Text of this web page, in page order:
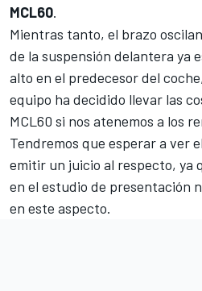
MCL60.
Mientras tanto, el brazo
de la suspensión delantera ya
alto en el predecesor del
equipo ha decidido llevar las
MCL60 si nos atenemos a los
Tendremos que esperar a ver
emitir un juicio al respecto, ya
en el estudio de presentación
en este aspecto.